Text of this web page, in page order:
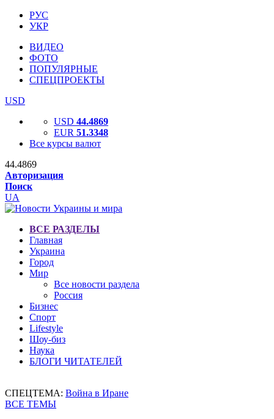
РУС
УКР
ВИДЕО
ФОТО
ПОПУЛЯРНЫЕ
СПЕЦПРОЕКТЫ
USD
USD 44.4869
EUR 51.3348
Все курсы валют
44.4869
Авторизация
Поиск
UA
ВСЕ РАЗДЕЛЫ
Главная
Украина
Город
Мир
Все новости раздела
Россия
Бизнес
Спорт
Lifestyle
Шоу-биз
Наука
БЛОГИ ЧИТАТЕЛЕЙ
СПЕЦТЕМА: Война в Иране
ВСЕ ТЕМЫ